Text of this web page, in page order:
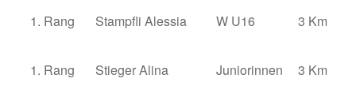
1. Rang
Stampfli Alessia W U16 3 Km
1. Rang Stieger Alina Juniorinnen 3 Km